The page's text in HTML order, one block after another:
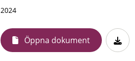
2024
Öppna dokument